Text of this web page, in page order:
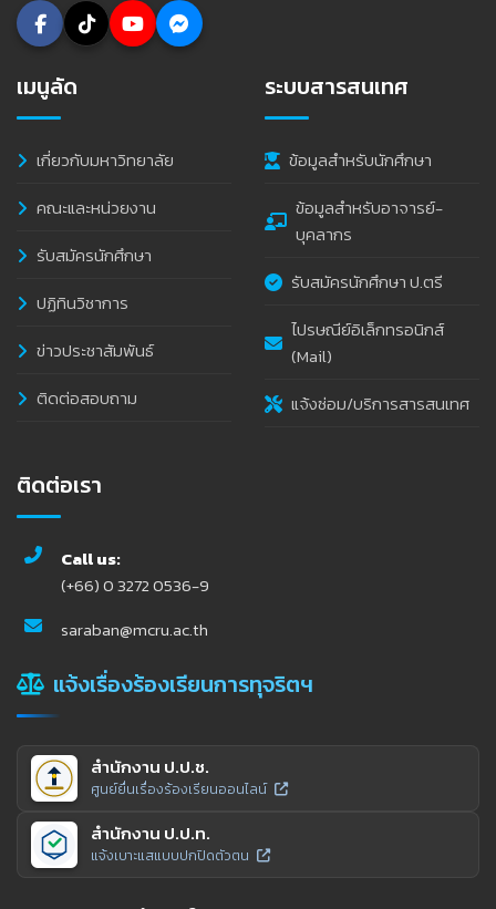
เมนูลัด
เกี่ยวกับมหาวิทยาลัย
คณะและหน่วยงาน
รับสมัครนักศึกษา
ปฏิทินวิชาการ
ข่าวประชาสัมพันธ์
ติดต่อสอบถาม
ระบบสารสนเทศ
ข้อมูลสำหรับนักศึกษา
ข้อมูลสำหรับอาจารย์-
บุคลากร
รับสมัครนักศึกษา ป.ตรี
ไปรษณีย์อิเล็กทรอนิกส์
(Mail)
แจ้งซ่อม/บริการสารสนเทศ
ติดต่อเรา
Call us:
(+66) 0 3272 0536-9
saraban@mcru.ac.th
แจ้งเรื่องร้องเรียนการทุจริตฯ
สำนักงาน ป.ป.ช.
ศูนย์ยื่นเรื่องร้องเรียนออนไลน์
สำนักงาน ป.ป.ท.
แจ้งเบาะแสแบบปกปิดตัวตน